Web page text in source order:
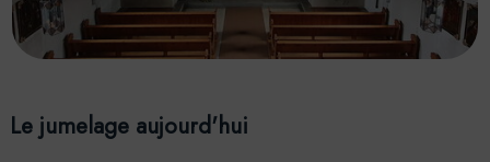
Le jumelage aujourd'hui